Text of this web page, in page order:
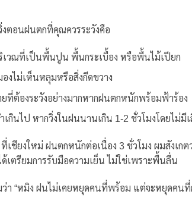
งตอนฝนตกที่คุณควรระวังคือ
เวณที่เป็นพื้นปูน พื้นกระเบื้อง หรือพื้นไม้เปียก
งไม่เห็นหลุมหรือสิ่งกีดขวาง
ที่ต้องระวังอย่างมากหากฝนตกหนักพร้อมฟ้าร้อง
กินไป หากวิ่งในฝนนานเกิน 1-2 ชั่วโมงโดยไม่มี
เชียงใหม่ ฝนตกหนักต่อเนื่อง 3 ชั่วโมง ผมสังเ
ด้เตรียมการรับมือความเย็น ไม่ใช่เพราะพื้นลื่น
า “หมิง ฝนไม่เคยหยุดคนที่พร้อม แต่จะหยุดคนที่